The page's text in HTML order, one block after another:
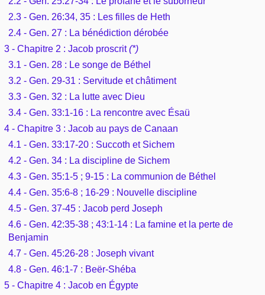
Paramètres
Au sujet de la Bible
Études et commentaires par passage
Versets Classés
La Bible
L'Évangile, le Salut
Mort, résurrection
L'Église, l'Assemblée
Prophétie
Sanctification
Mariage, famille
Édification
Commentaires journaliers
COURS Bibliques - GUIDES de lecture
Pour débuter
Rechercher dans le site
Sujets de A à Z
Ouvrages de A à Z
Études et commentaires par passage
Dictionnaires bibliques
Sommaires
Aperçus Livres de la Bible
Autres FAQ
2.3 - Gen. 26:34, 35 : Les filles de Heth
2.4 - Gen. 27 : La bénédiction dérobée
3 - Chapitre 2 : Jacob proscrit(*)
3.1 - Gen. 28 : Le songe de Béthel
3.2 - Gen. 29-31 : Servitude et châtiment
3.3 - Gen. 32 : La lutte avec Dieu
3.4 - Gen. 33:1-16 : La rencontre avec Ésaü
4 - Chapitre 3 : Jacob au pays de Canaan
4.1 - Gen. 33:17-20 : Succoth et Sichem
4.2 - Gen. 34 : La discipline de Sichem
4.3 - Gen. 35:1-5 ; 9-15 : La communion de Béthel
4.4 - Gen. 35:6-8 ; 16-29 : Nouvelle discipline
4.5 - Gen. 37-45 : Jacob perd Joseph
4.6 - Gen. 42:35-38 ; 43:1-14 : La famine et la perte de
Benjamin
4.7 - Gen. 45:26-28 : Joseph vivant
4.8 - Gen. 46:1-7 : Beër-Shéba
5 - Chapitre 4 : Jacob en Égypte